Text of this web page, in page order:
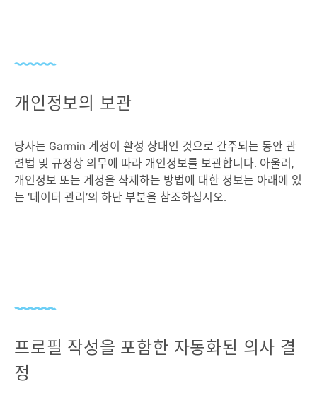
개인정보의 보관
당사는 Garmin 계정이 활성 상태인 것으로 간주되는 동안 관
련법 및 규정상 의무에 따라 개인정보를 보관합니다. 아울러,
개인정보 또는 계정을 삭제하는 방법에 대한 정보는 아래에 있
는 ‘데이터 관리’의 하단 부분을 참조하십시오.
프로필 작성을 포함한 자동화된 의사 결
정